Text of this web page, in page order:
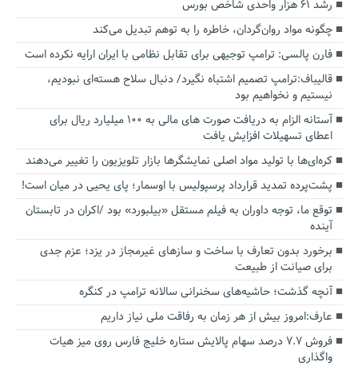
رشد ۶۱ هزار واحدی شاخص بورس
چگونه مواد روان‌گردان، خاطره را به توهم تبدیل می‌کند
فارن پالسی: ترامپ توجیهی برای تقابل نظامی با ایران ارایه نکرده است
قالیباف:ترامپ تصمیم اشتباه نگیرد/ دنبال سلاح هسته‌ای نبودیم،
نیستیم و نخواهیم بود
آستانه الزام به دریافت صورت های مالی به ۱۰۰ میلیارد ریال برای
اعطای تسهیلات افزایش یافت
کره‌ای‌ها با تولید مواد اصلی نمایشگرها بازار تلویزیون را تغییر می‌دهند
پشت‌پرده تمدید قرارداد پرسپولیس با اوسمار؛ پای یحیی در میان است!
توقع ما، توجه داوران به فیلم مستقل «بیلبورد» بود /اکران در تابستان
آینده
برخورد بدون تعارف با ساخت‌ و سازهای غیرمجاز در یزد؛ عزم جدی
برای صیانت از طبیعت
آنچه گذشت؛ حاشیه‌های سخنرانی سالانه ترامپ در کنگره
عارف:امروز بیش از هر زمان به رفاقت ملی نیاز داریم
فروش ۷.۷ درصد سهام پالایش ستاره خلیج فارس روی میز هیات
واگذاری